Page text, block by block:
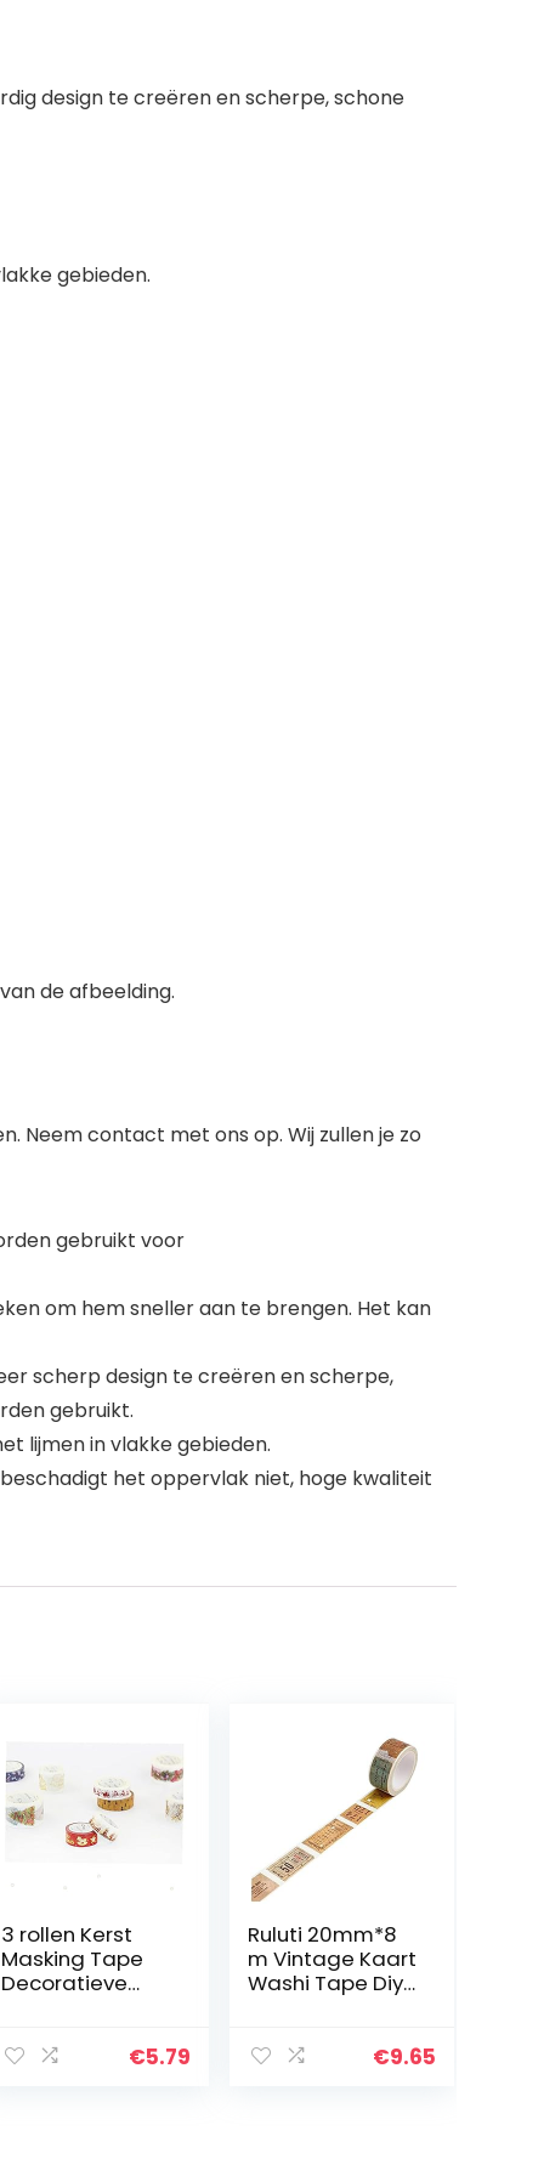
design te creëren en scherpe, schone
gebieden.
de afbeelding.
Neem contact met ons op. Wij zullen je zo
gebruikt voor
om hem sneller aan te brengen. Het kan
scherp design te creëren en scherpe,
gebruikt.
lijmen in vlakke gebieden.
het oppervlak niet, hoge kwaliteit
3 rollen Kerst
Masking Tape
Decoratieve
Doe-het-zelf€5.79
Ruluti 20mm*8
m Vintage Kaart
Washi Tape Diy
Afplakband
€9.65